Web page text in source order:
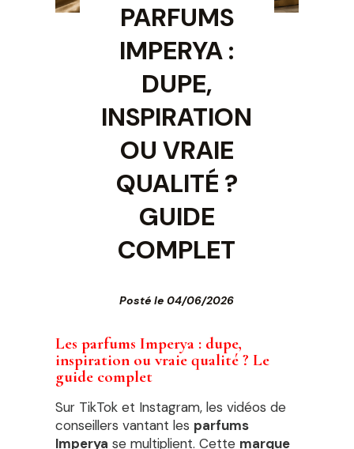
PARFUMS
IMPERYA :
DUPE,
INSPIRATION
OU VRAIE
QUALITÉ ?
GUIDE
COMPLET
Posté le 04/06/2026
Les parfums Imperya : dupe,
inspiration ou vraie qualité ? Le
guide complet
Sur TikTok et Instagram, les vidéos de
conseillers vantant les parfums
Imperya se multiplient. Cette marque